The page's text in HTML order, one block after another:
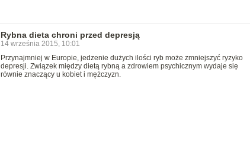
Rybna dieta chroni przed depresją
14 września 2015, 10:01
Przynajmniej w Europie, jedzenie dużych ilości ryb może zmniejszyć ryzyko
depresji. Związek między dietą rybną a zdrowiem psychicznym wydaje się
równie znaczący u kobiet i mężczyzn.